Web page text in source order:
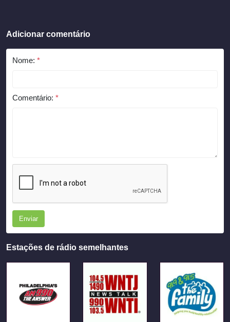
Adicionar comentário
Nome: *
Comentário: *
Enviar
Estações de rádio semelhantes